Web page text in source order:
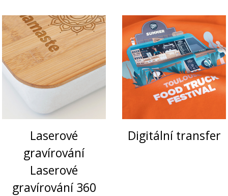
Nářadí
Textil
&
Doplňky
Obaly
Vánoce
Laserové
gravírování
Laserové
gravírování 360
Digitální transfer